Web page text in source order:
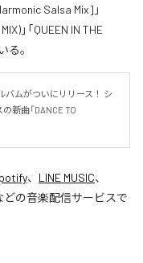
Salsa Mix]」
」「QUEEN IN THE
る。
バムがついにリリース！ シ
新曲「DANCE TO
、 LINE MUSIC、
どの音楽配信サービスで